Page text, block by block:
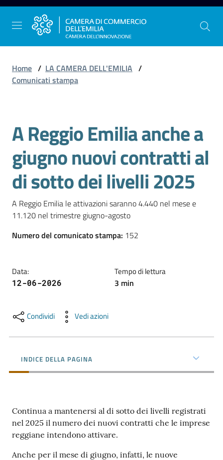
Vai al contenuto
Vai alla navigazione
Vai al footer
dell'Emilia
Gestire
l'impresa
Promuovere
e
l'Impresa
il
digitale
Home / LA CAMERA DELL'EMILIA /
Comunicati stampa
Salta al contenuto
A Reggio Emilia anche a
giugno nuovi contratti al
di sotto dei livelli 2025
A Reggio Emilia le attivazioni saranno 4.440 nel mese e
Numero del comunicato stampa: 152
Data:
12-06-2026
Tempo di lettura
3 min
Condividi Vedi azioni
INDICE DELLA PAGINA
Continua a mantenersi al di sotto dei livelli registrati
nel 2025 il numero dei nuovi contratti che le imprese
reggiane intendono attivare.
Anche per il mese di giugno, infatti, le nuove